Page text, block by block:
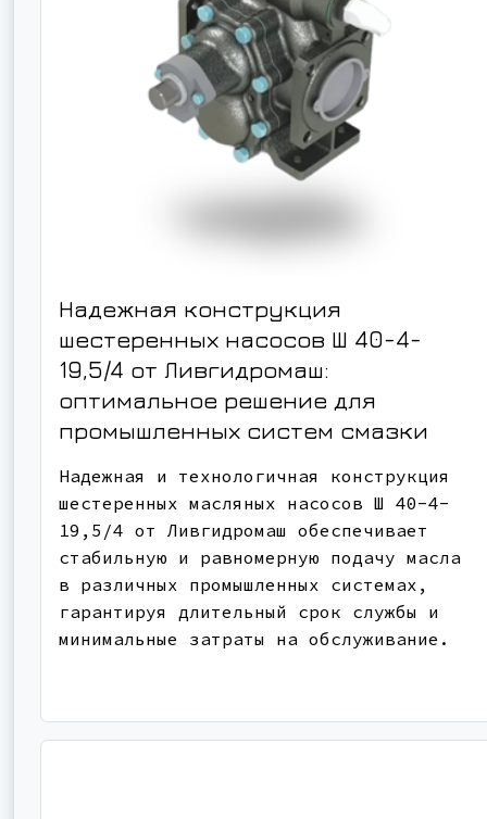
Надежная конструкция
шестеренных насосов Ш 40-4-
19,5/4 от Ливгидромаш:
оптимальное решение для
промышленных систем смазки
Надежная и технологичная конструкция
шестеренных масляных насосов Ш 40-4-
19,5/4 от Ливгидромаш обеспечивает
стабильную и равномерную подачу масла
в различных промышленных системах,
гарантируя длительный срок службы и
минимальные затраты на обслуживание.